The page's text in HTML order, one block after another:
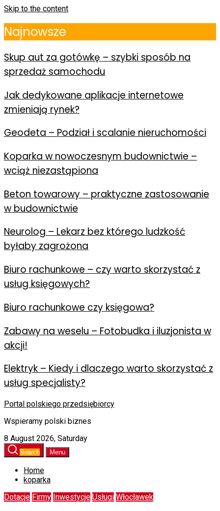
Skip to the content
Najnowsze
Skup aut za gotówkę – szybki sposób na
sprzedaż samochodu
Jak dedykowane aplikacje internetowe
zmieniają rynek?
Geodeta – Podział i scalanie nieruchomości
Koparka w nowoczesnym budownictwie –
wciąż niezastąpiona
Beton towarowy – praktyczne zastosowanie
w budownictwie
Neurolog – Lekarz bez którego ludzkość
byłaby zagrożona
Biuro rachunkowe – czy warto skorzystać z
usług księgowych?
Biuro rachunkowe czy księgowa?
Zabawy na weselu – Fotobudka i iluzjonista w
akcji!
Elektryk – Kiedy i dlaczego warto skorzystać z
usług specjalisty?
Portal polskiego przedsiębiorcy
Wspieramy polski biznes
8 August 2026, Saturday
Search Menu
Home
koparka
Dotacje Firmy Inwestycje Usługi Włocławek